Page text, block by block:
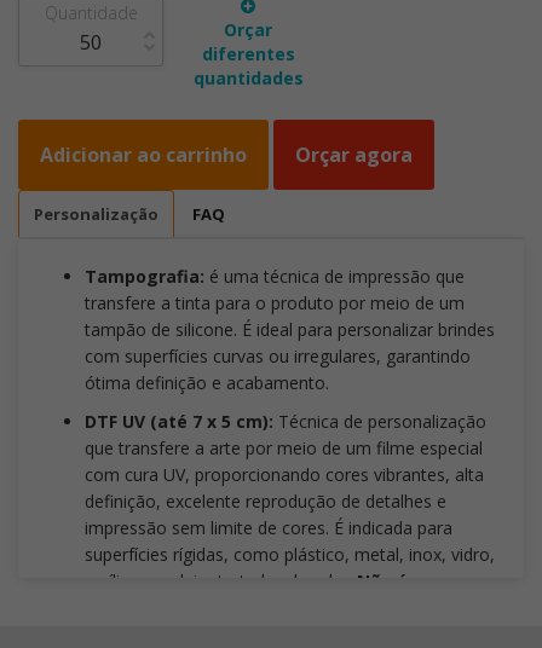
Quantidade
Orçar
diferentes
quantidades
Adicionar ao carrinho Orçar agora
Personalização FAQ
Tampografia: é uma técnica de impressão que
transfere a tinta para o produto por meio de um
tampão de silicone. É ideal para personalizar brindes
com superfícies curvas ou irregulares, garantindo
ótima definição e acabamento.
DTF UV (até 7 x 5 cm): Técnica de personalização
que transfere a arte por meio de um filme especial
com cura UV, proporcionando cores vibrantes, alta
definição, excelente reprodução de detalhes e
impressão sem limite de cores. É indicada para
superfícies rígidas, como plástico, metal, inox, vidro,
acrílico, madeira tratada e bambu. Não é